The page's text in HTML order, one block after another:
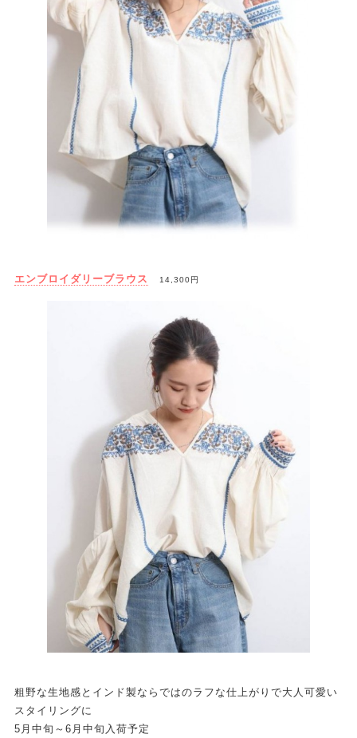
エンブロイダリーブラウス 14,300円
粗野な生地感とインド製ならではのラフな仕上がりで大人可愛い
スタイリングに
5月中旬～6月中旬入荷予定